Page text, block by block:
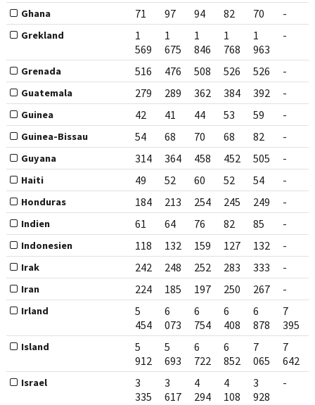
Ghana 71 97 94 82 70 -
Grekland
1
569
1
675
1
846
1
768
1
963
-
Grenada 516 476 508 526 526 -
Guatemala 279 289 362 384 392 -
Guinea 42 41 44 53 59 -
Guinea-Bissau 54 68 70 68 82 -
Guyana 314 364 458 452 505 -
Haiti 49 52 60 52 54 -
Honduras 184 213 254 245 249 -
Indien 61 64 76 82 85 -
Indonesien 118 132 159 127 132 -
Irak 242 248 252 283 333 -
Iran 224 185 197 250 267 -
Irland
5
454
6
073
6
754
6
408
6
878
7
395
Island
5
912
5
693
6
722
6
852
7
065
7
642
Israel
3
335
3
617
4
294
4
108
3
928
-